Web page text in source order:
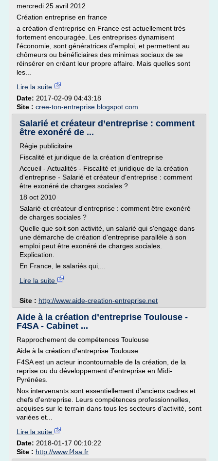
mercredi 25 avril 2012
Création entreprise en france
a création d'entreprise en France est actuellement très
fortement encouragée. Les entreprises dynamisent
l'économie, sont génératrices d'emploi, et permettent au
chômeurs ou bénéficiaires des minimas sociaux de se
réinsérer en créant leur propre affaire. Mais quelles sont
les...
Lire la suite
Date: 2017-02-09 04:43:18
Site : cree-ton-entreprise.blogspot.com
Salarié et créateur d’entreprise : comment
être exonéré de ...
Régie publicitaire
Fiscalité et juridique de la création d'entreprise
Accueil - Actualités - Fiscalité et juridique de la création
d'entreprise - Salarié et créateur d'entreprise : comment
être exonéré de charges sociales ?
18 oct 2010
Salarié et créateur d'entreprise : comment être exonéré
de charges sociales ?
Quelle que soit son activité, un salarié qui s'engage dans
une démarche de création d'entreprise parallèle à son
emploi peut être exonéré de charges sociales.
Explication.
En France, le salariés qui,...
Lire la suite
Site : http://www.aide-creation-entreprise.net
Aide à la création d’entreprise Toulouse -
F4SA - Cabinet ...
Rapprochement de compétences Toulouse
Aide à la création d'entreprise Toulouse
F4SA est un acteur incontournable de la création, de la
reprise ou du développement d'entreprise en Midi-
Pyrénées.
Nos intervenants sont essentiellement d'anciens cadres et
chefs d'entreprise. Leurs compétences professionnelles,
acquises sur le terrain dans tous les secteurs d'activité, sont
variées et...
Lire la suite
Date: 2018-01-17 00:10:22
Site : http://www.f4sa.fr